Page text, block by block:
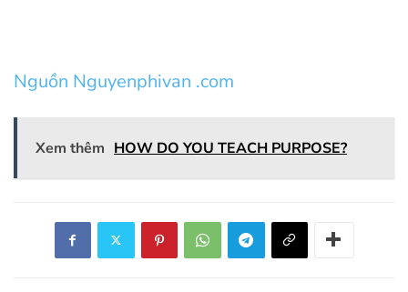
Nguồn Nguyenphivan .com
Xem thêm HOW DO YOU TEACH PURPOSE?